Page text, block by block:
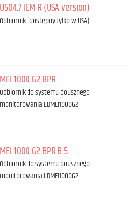
U504.7 IEM R (USA version)
Odbiornik (dostępny tylko w USA)
MEI 1000 G2 BPR
Odbiornik do systemu dousznego
monitorowania LDMEI1000G2
MEI 1000 G2 BPR B 5
Odbiornik do systemu dousznego
monitorowania LDMEI1000G2